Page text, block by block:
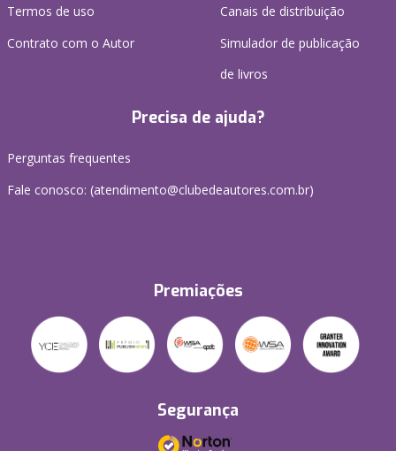
Termos de uso
Contrato com o Autor
Canais de distribuição
Simulador de publicação
de livros
Precisa de ajuda?
Perguntas frequentes
Fale conosco: (atendimento@clubedeautores.com.br)
Premiações
Segurança